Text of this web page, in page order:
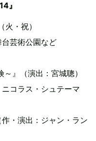
』
・祝）
芸術公園など
』（演出：宮城聰）
コラス・シュテーマ
・演出：ジャン・ラン